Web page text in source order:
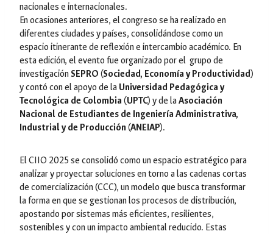
nacionales e internacionales.
En ocasiones anteriores, el congreso se ha realizado en
diferentes ciudades y países, consolidándose como un
espacio itinerante de reflexión e intercambio académico. En
esta edición, el evento fue organizado por el grupo de
investigación SEPRO (Sociedad, Economía y Productividad)
y contó con el apoyo de la Universidad Pedagógica y
Tecnológica de Colombia (UPTC) y de la Asociación
Nacional de Estudiantes de Ingeniería Administrativa,
Industrial y de Producción (ANEIAP).
El CIIO 2025 se consolidó como un espacio estratégico para
analizar y proyectar soluciones en torno a las cadenas cortas
de comercialización (CCC), un modelo que busca transformar
la forma en que se gestionan los procesos de distribución,
apostando por sistemas más eficientes, resilientes,
sostenibles y con un impacto ambiental reducido. Estas